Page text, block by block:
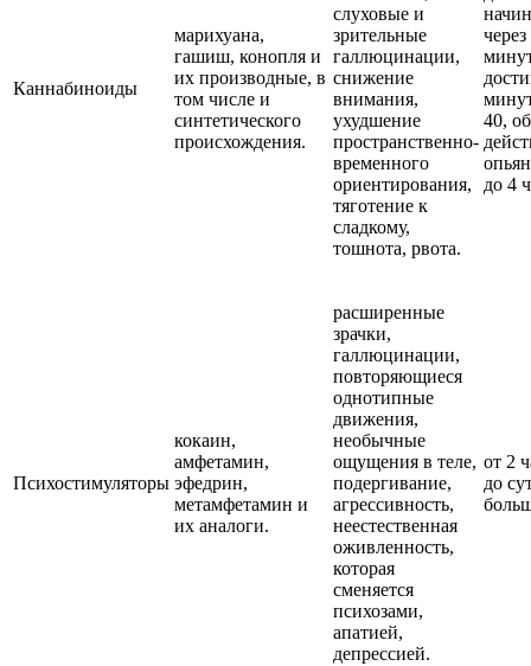
Каннабиноиды
марихуана,
гашиш, конопля и
их производные, в
том числе и
синтетического
происхождения.
слуховые и
зрительные
галлюцинации,
снижение
внимания,
ухудшение
пространственно-
временного
ориентирования,
тяготение к
сладкому,
тошнота, рвота.
40,
до 4
Психостимуляторы
кокаин,
амфетамин,
эфедрин,
метамфетамин и
их аналоги.
расширенные
зрачки,
галлюцинации,
повторяющиеся
однотипные
движения,
необычные
ощущения в теле,
подергивание,
агрессивность,
неестественная
оживленность,
которая
сменяется
психозами,
апатией,
депрессией.
от 2
до